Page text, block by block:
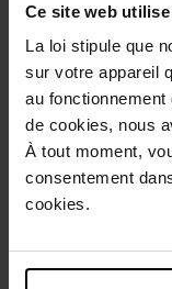
Ce site web
La loi stipule que
sur votre appareil
au
de cookies, nous
À tout moment,
consentement
cookies.
Livraison
Cet article n'est
Etre
Livraison
Retour gratuit